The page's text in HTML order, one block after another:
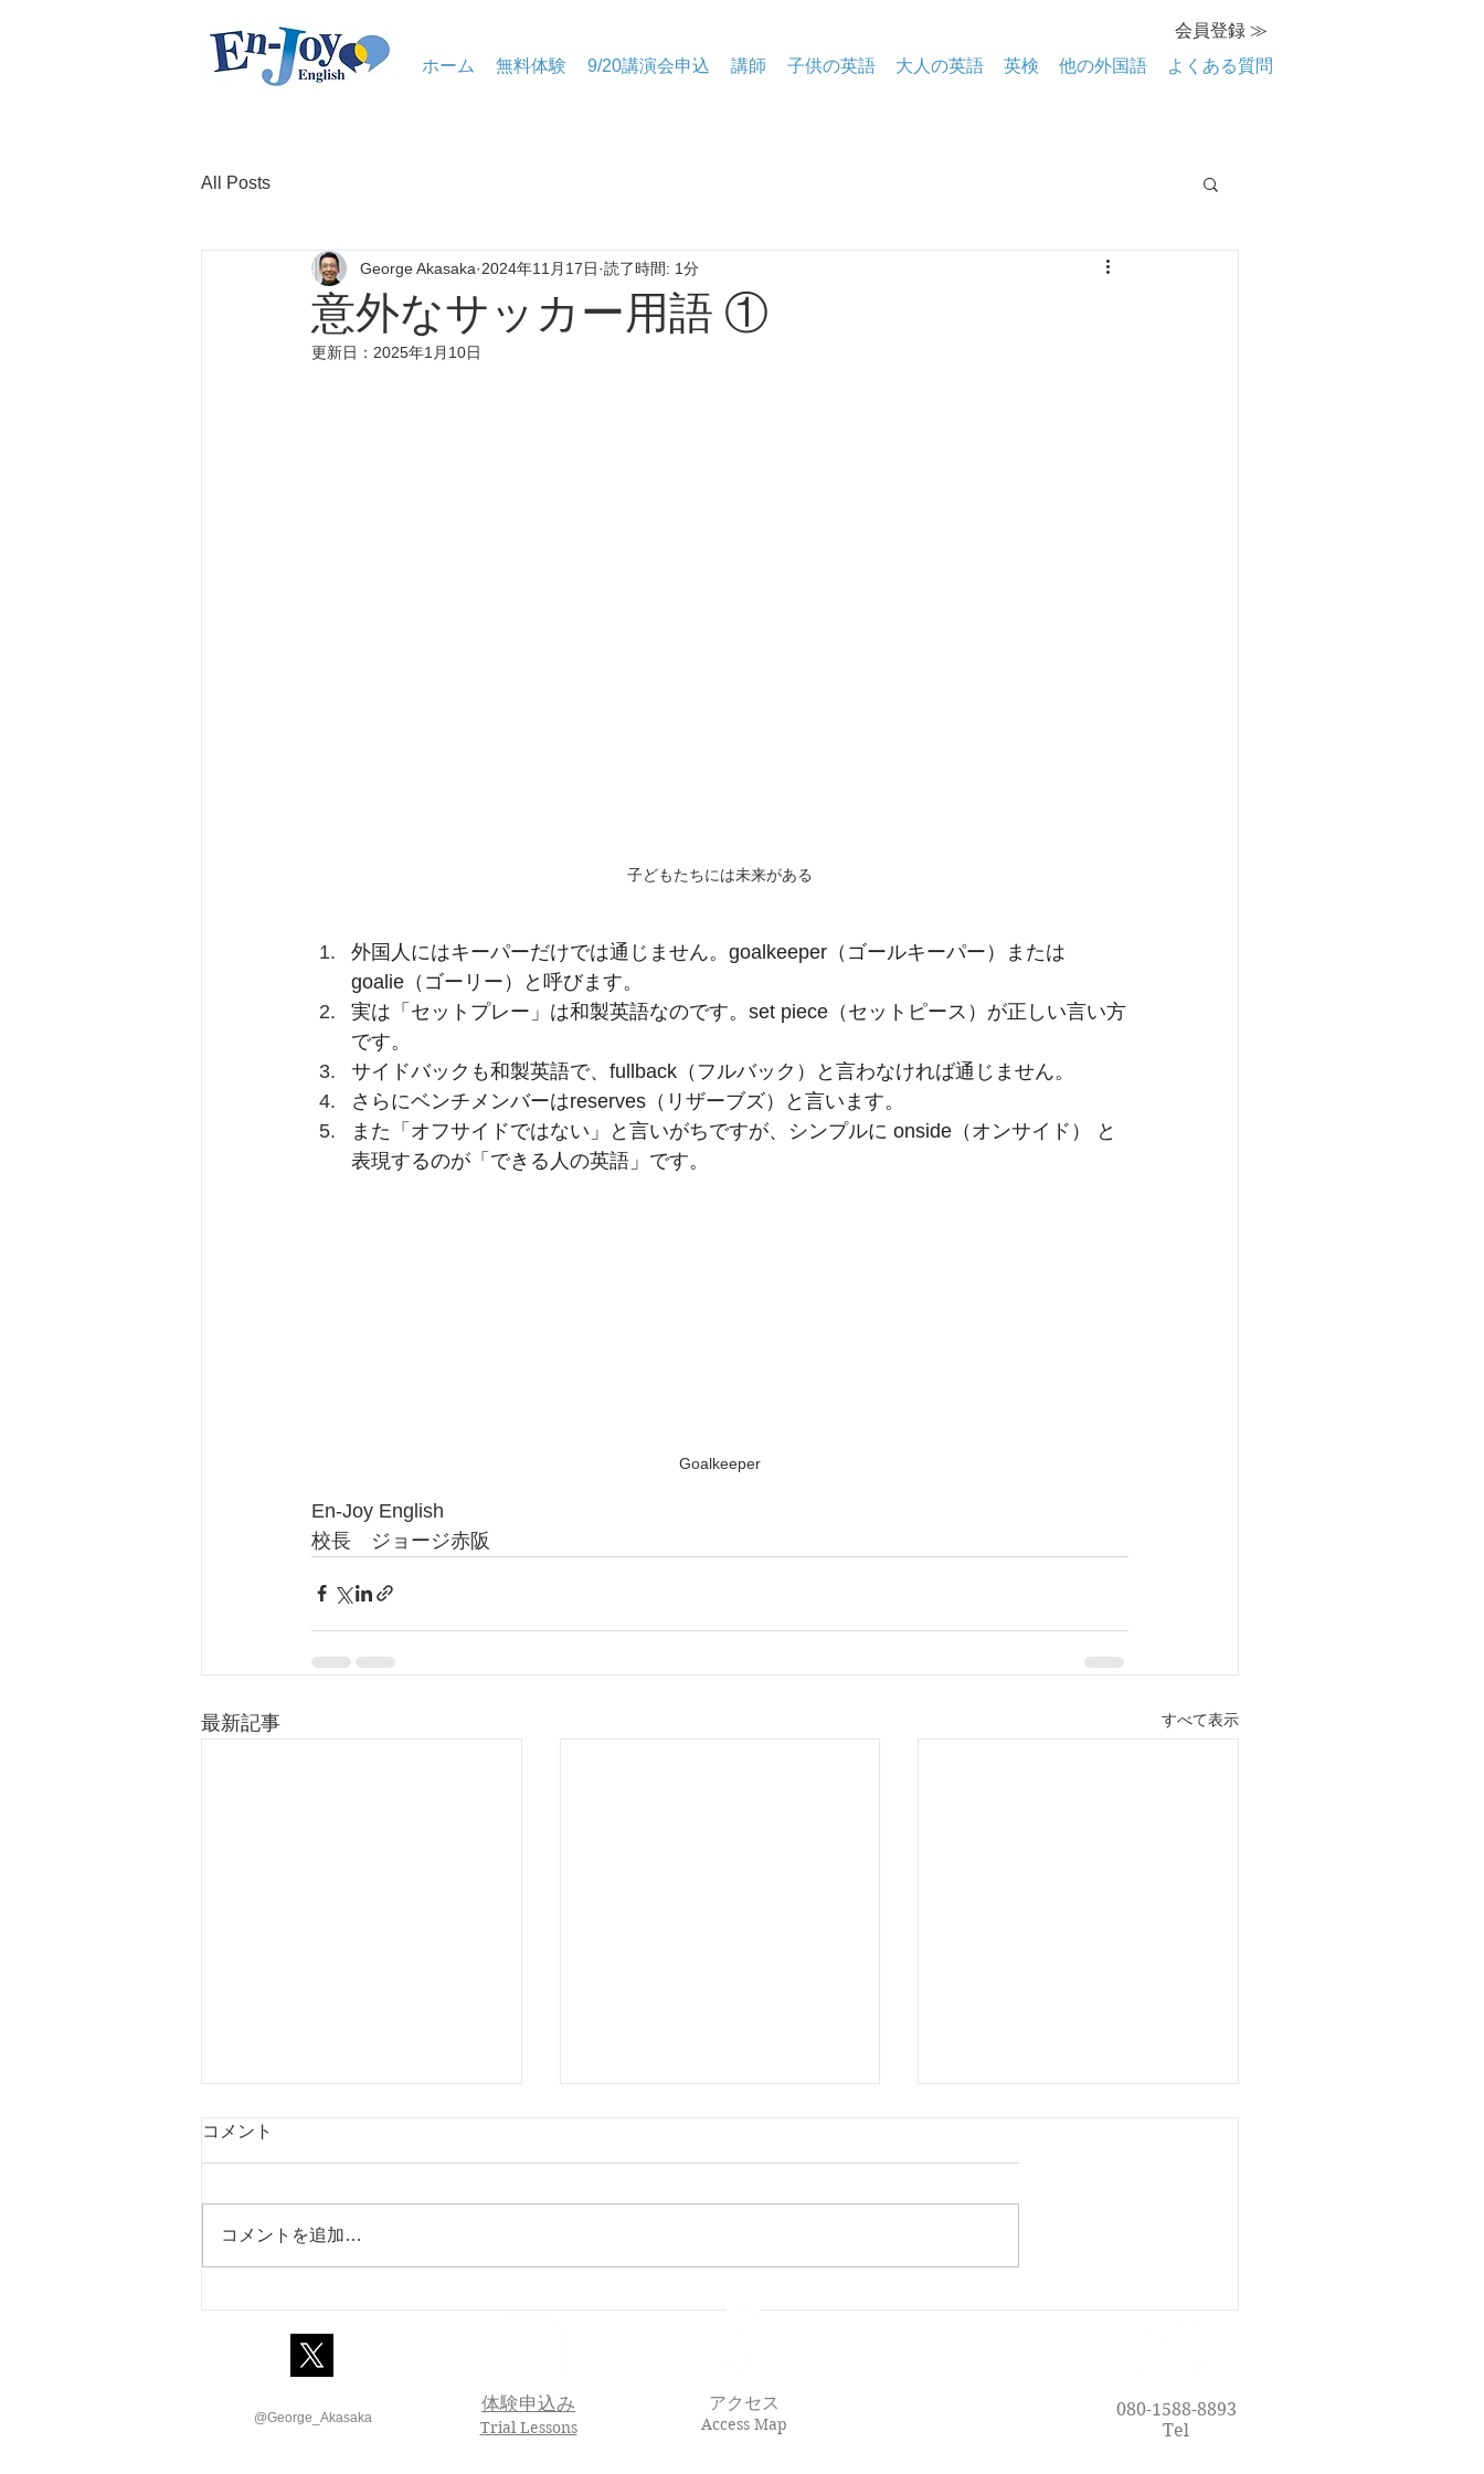
ホーム 無料体験 9/20講演会申込 講師 子供の英語 大人の英語 英検 他の外国語 よくある質問
会員登録 ≫
All Posts
意外なサッカー用語 ①
George Akasaka 2024年11月17日 読了時間: 1分
更新日： 2025年1月10日
子どもたちには未来がある
外国人にはキーパーだけでは通じません。goalkeeper（ゴールキーパー）または
goalie（ゴーリー）と呼びます。
実は「セットプレー」は和製英語なのです。set piece（セットピース）が正しい言い方
です。
サイドバックも和製英語で、fullback（フルバック）と言わなければ通じません。
さらにベンチメンバーはreserves（リザーブズ）と言います。
また「オフサイドではない」と言いがちですが、シンプルに onside（オンサイド） と
表現するのが「できる人の英語」です。
Goalkeeper
En-Joy English
校長　ジョージ赤阪
最新記事 すべて表示
大切な5つのこと
コメント
コメントを追加…
@George_Akasaka
体験申込み
Trial Lessons
アクセス
Access Map
080-1588-8893
Tel